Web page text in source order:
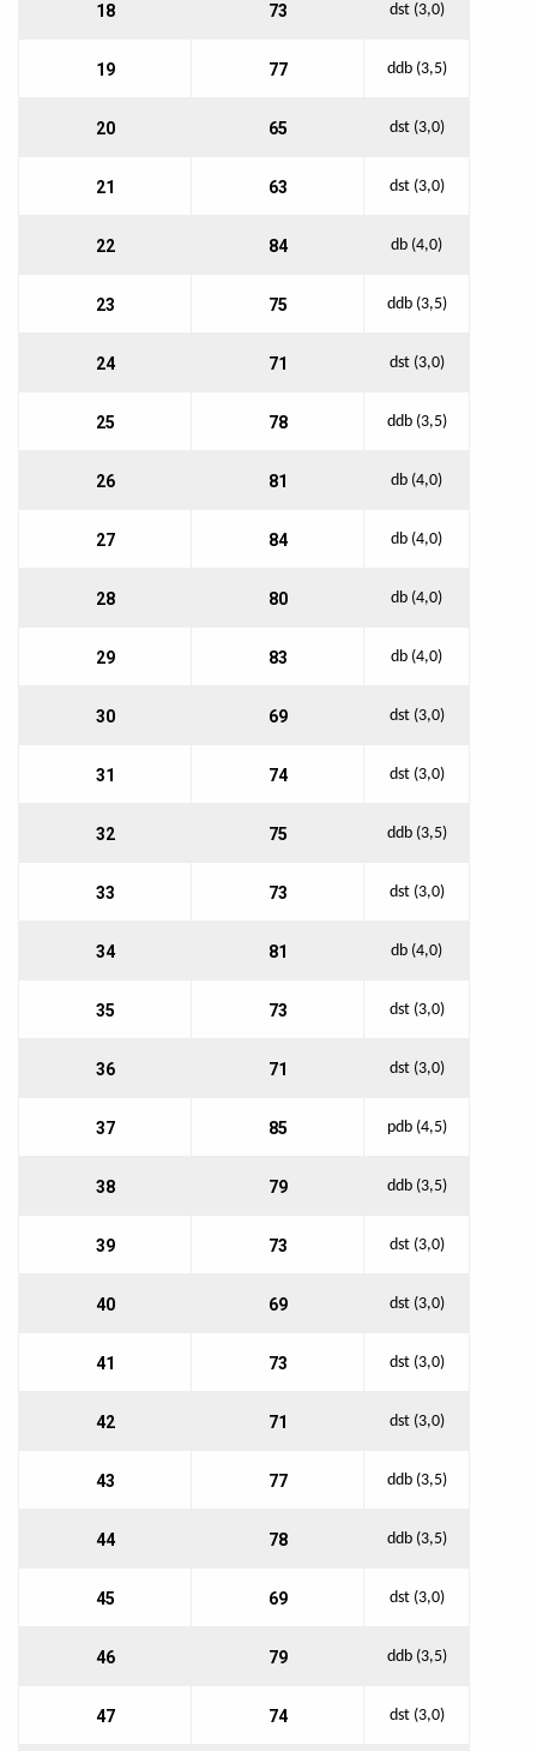
18 73 dst (3,0)
19 77 ddb (3,5)
20 65 dst (3,0)
21 63 dst (3,0)
22 84 db (4,0)
23 75 ddb (3,5)
24 71 dst (3,0)
25 78 ddb (3,5)
26 81 db (4,0)
27 84 db (4,0)
28 80 db (4,0)
29 83 db (4,0)
30 69 dst (3,0)
31 74 dst (3,0)
32 75 ddb (3,5)
33 73 dst (3,0)
34 81 db (4,0)
35 73 dst (3,0)
36 71 dst (3,0)
37 85 pdb (4,5)
38 79 ddb (3,5)
39 73 dst (3,0)
40 69 dst (3,0)
41 73 dst (3,0)
42 71 dst (3,0)
43 77 ddb (3,5)
44 78 ddb (3,5)
45 69 dst (3,0)
46 79 ddb (3,5)
47 74 dst (3,0)